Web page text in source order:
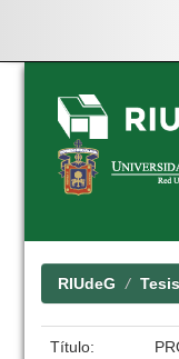
Skip
navigation
RIUdeG Tesis
Título: